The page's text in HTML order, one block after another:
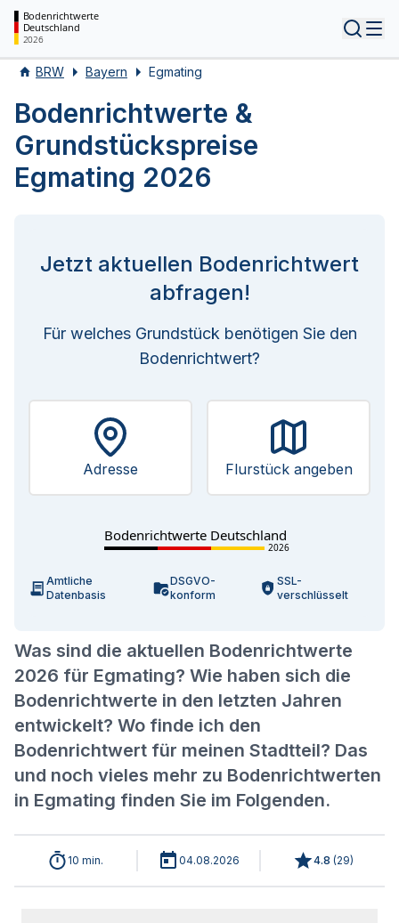
Bodenrichtwerte
Deutschland
2026
BRW Bayern Egmating
Bodenrichtwerte &
Grundstückspreise
Egmating 2026
Was sind die aktuellen Bodenrichtwerte
2026 für Egmating? Wie haben sich die
Bodenrichtwerte in den letzten Jahren
entwickelt? Wo finde ich den
Bodenrichtwert für meinen Stadtteil? Das
und noch vieles mehr zu Bodenrichtwerten
in Egmating finden Sie im Folgenden.
Jetzt aktuellen Bodenrichtwert
abfragen!
Für welches Grundstück benötigen Sie den
Bodenrichtwert?
Adresse Flurstück angeben
Bodenrichtwerte Deutschland
2026
Amtliche
Datenbasis
DSGVO-
konform
SSL-
verschlüsselt
10 min. 04.08.2026 4.8 (29)